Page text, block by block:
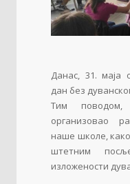
Данас, 31. маја
дан без
Тим поводом,
организовао
наше школе, како
штетним
изложености